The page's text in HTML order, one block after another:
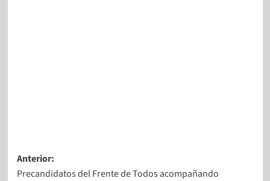
Anterior:
Precandidatos del Frente de Todos acompañando